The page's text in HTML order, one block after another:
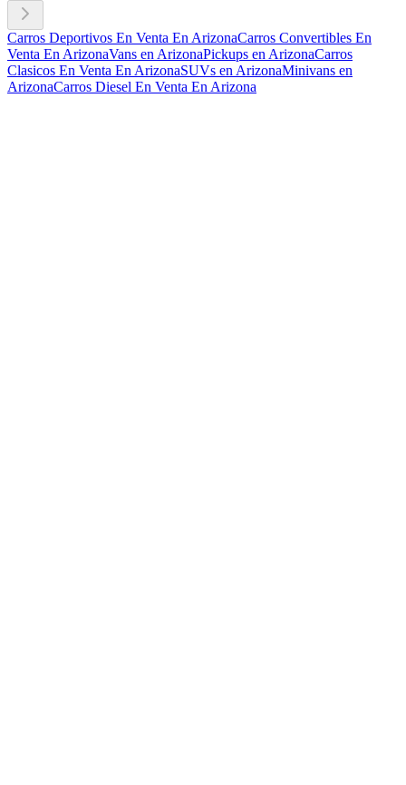
Carros Deportivos En Venta En ArizonaCarros Convertibles En
Venta En ArizonaVans en ArizonaPickups en ArizonaCarros
Clasicos En Venta En ArizonaSUVs en ArizonaMinivans en
ArizonaCarros Diesel En Venta En Arizona